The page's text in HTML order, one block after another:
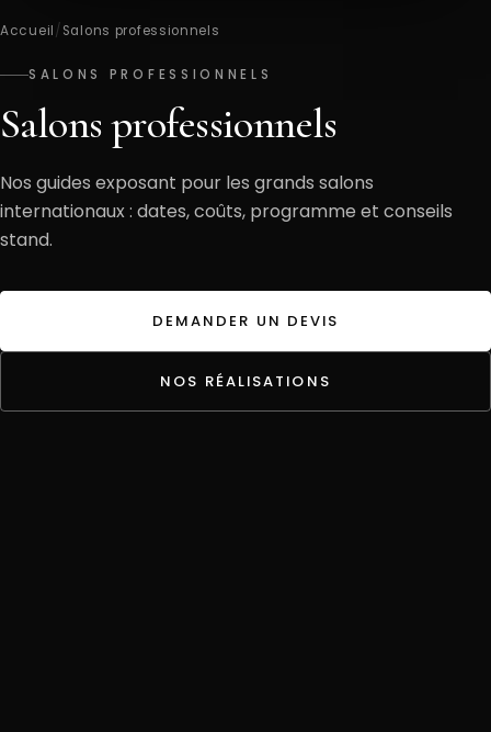
Accueil/ Salons professionnels
SALONS PROFESSIONNELS
Salons professionnels
Nos guides exposant pour les grands salons
internationaux : dates, coûts, programme et conseils
stand.
DEMANDER UN DEVIS
NOS RÉALISATIONS